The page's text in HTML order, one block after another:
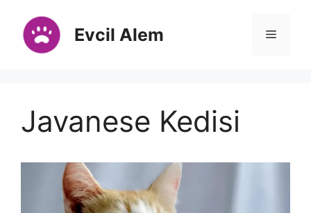
Evcil Alem Menü
Javanese Kedisi